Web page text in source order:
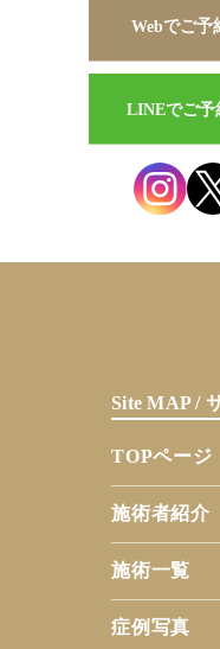
Site MAP /
TOPページ
施術者紹介
施術一覧
症例写真